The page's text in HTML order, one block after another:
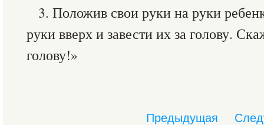
3. Положив свои руки на руки
руки вверх и завести их за голову.
голову!»
Предыдущая